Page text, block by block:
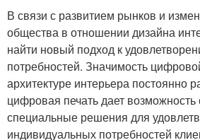
В связи с развитием рынков и
общества в отношении дизайна
найти новый подход к
потребностей. Значимость
архитектуре интерьера постоянно
цифровая печать дает возможность
специальные решения для
индивидуальных потребностей